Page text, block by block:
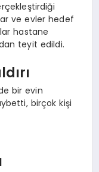
ve evler hedef
hastane
teyit edildi.
bir evin
birçok kişi